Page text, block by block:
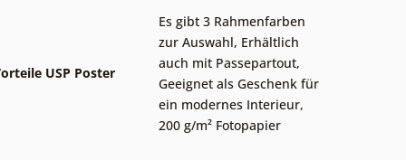
USP Poster
Es gibt 3 Rahmenfarben
zur Auswahl, Erhältlich
auch mit Passepartout,
Geeignet als Geschenk für
ein modernes Interieur,
200 g/m² Fotopapier